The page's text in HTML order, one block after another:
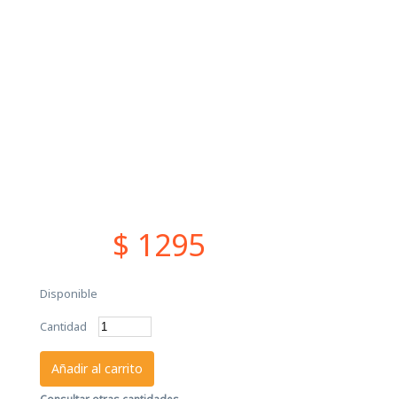
$ 1295
Disponible
Cantidad
Añadir al carrito